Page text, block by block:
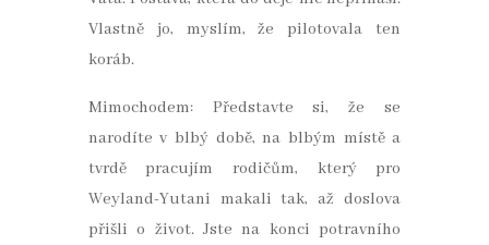
Vlastně jo, myslím, že pilotovala ten
koráb.
Mimochodem: Představte si, že se
narodíte v blbý době, na blbým místě a
tvrdě pracujím rodičům, který pro
Weyland-Yutani makali tak, až doslova
přišli o život. Jste na konci potravního